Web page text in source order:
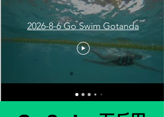
2026-8-6 Go Swim Gotanda